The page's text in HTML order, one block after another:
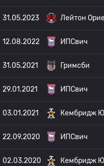
31.05.2023 Лейтон
12.08.2022 ИПСвич
31.05.2021 Гримсби
29.01.2021 ИПСвич
03.01.2021 Кембридж
22.09.2020 ИПСвич
02.03.2020 Кембридж